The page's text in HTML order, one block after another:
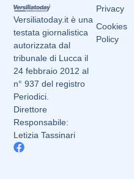
Versiliatoday.it è una
testata giornalistica
autorizzata dal
tribunale di Lucca il
24 febbraio 2012 al
n° 937 del registro
Periodici.
Direttore
Responsabile:
Letizia Tassinari
Privacy
Cookies
Policy